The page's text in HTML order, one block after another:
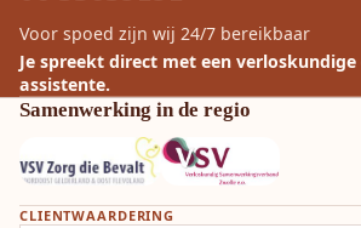
Voor spoed zijn wij 24/7 bereikbaar
Je spreekt direct met een
assistente.
Samenwerking in de regio
CLIENTWAARDERING